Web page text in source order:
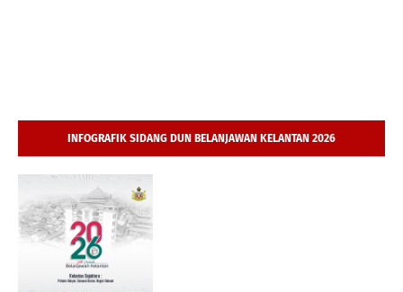
INFOGRAFIK SIDANG DUN BELANJAWAN KELANTAN 2026